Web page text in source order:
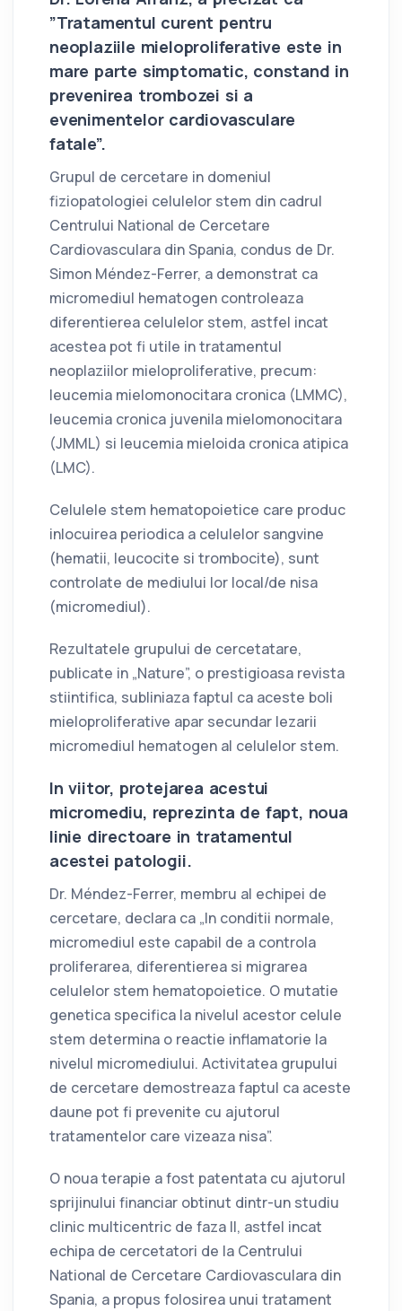
”Tratamentul curent pentru
neoplaziile mieloproliferative este in
mare parte simptomatic, constand in
prevenirea trombozei si a
evenimentelor cardiovasculare
fatale”.
Grupul de cercetare in domeniul
fiziopatologiei celulelor stem din cadrul
Centrului National de Cercetare
Cardiovasculara din Spania, condus de Dr.
Simon Méndez-Ferrer, a demonstrat ca
micromediul hematogen controleaza
diferentierea celulelor stem, astfel incat
acestea pot fi utile in tratamentul
neoplaziilor mieloproliferative, precum:
leucemia mielomonocitara cronica (LMMC),
leucemia cronica juvenila mielomonocitara
(JMML) si leucemia mieloida cronica atipica
(LMC).
Celulele stem hematopoietice care produc
inlocuirea periodica a celulelor sangvine
(hematii, leucocite si trombocite), sunt
controlate de mediului lor local/de nisa
(micromediul).
Rezultatele grupului de cercetatare,
publicate in „Nature”, o prestigioasa revista
stiintifica, subliniaza faptul ca aceste boli
mieloproliferative apar secundar lezarii
micromediul hematogen al celulelor stem.
In viitor, protejarea acestui
micromediu, reprezinta de fapt, noua
linie directoare in tratamentul
acestei patologii.
Dr. Méndez-Ferrer, membru al echipei de
cercetare, declara ca „In conditii normale,
micromediul este capabil de a controla
proliferarea, diferentierea si migrarea
celulelor stem hematopoietice. O mutatie
genetica specifica la nivelul acestor celule
stem determina o reactie inflamatorie la
nivelul micromediului. Activitatea grupului
de cercetare demostreaza faptul ca aceste
daune pot fi prevenite cu ajutorul
tratamentelor care vizeaza nisa”.
O noua terapie a fost patentata cu ajutorul
sprijinului financiar obtinut dintr-un studiu
clinic multicentric de faza II, astfel incat
echipa de cercetatori de la Centrului
National de Cercetare Cardiovasculara din
Spania, a propus folosirea unui tratament